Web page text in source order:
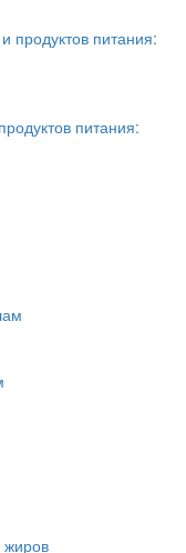
питания: